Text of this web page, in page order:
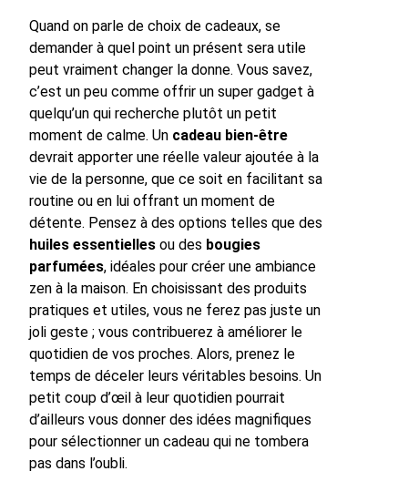
Quand on parle de choix de cadeaux, se
demander à quel point un présent sera utile
peut vraiment changer la donne. Vous savez,
c’est un peu comme offrir un super gadget à
quelqu’un qui recherche plutôt un petit
moment de calme. Un cadeau bien-être
devrait apporter une réelle valeur ajoutée à la
vie de la personne, que ce soit en facilitant sa
routine ou en lui offrant un moment de
détente. Pensez à des options telles que des
huiles essentielles ou des bougies
parfumées, idéales pour créer une ambiance
zen à la maison. En choisissant des produits
pratiques et utiles, vous ne ferez pas juste un
joli geste ; vous contribuerez à améliorer le
quotidien de vos proches. Alors, prenez le
temps de déceler leurs véritables besoins. Un
petit coup d’œil à leur quotidien pourrait
d’ailleurs vous donner des idées magnifiques
pour sélectionner un cadeau qui ne tombera
pas dans l’oubli.